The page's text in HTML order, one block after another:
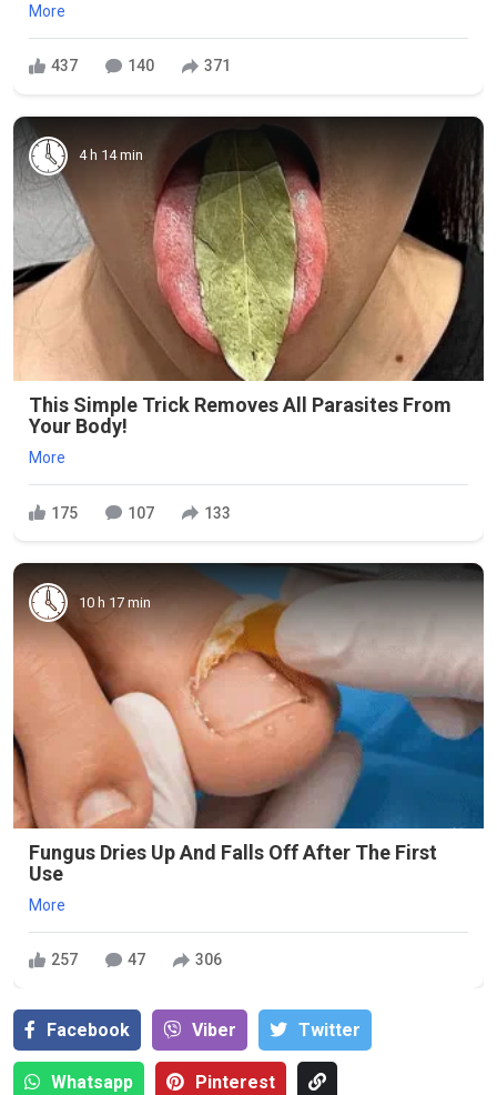
More
437 140 371
4 h 14 min
This Simple Trick Removes All Parasites From
Your Body!
More
175 107 133
10 h 17 min
Fungus Dries Up And Falls Off After The First
Use
More
257 47 306
Facebook Viber Тwitter
Whatsapp Pinterest